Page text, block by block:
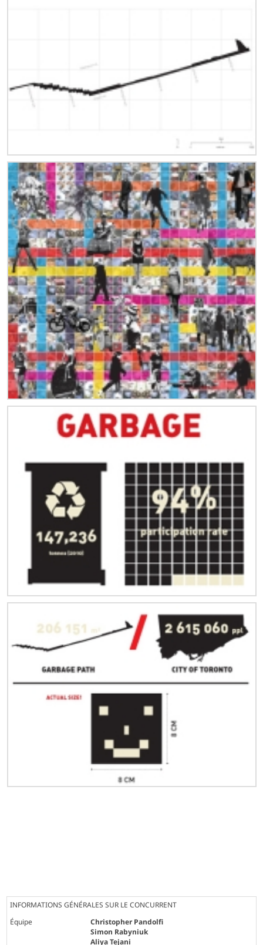
INFORMATIONS GÉNÉRALES SUR LE CONCURRENT
Équipe
Christopher Pandolfi
Simon Rabyniuk
Aliya Tejani